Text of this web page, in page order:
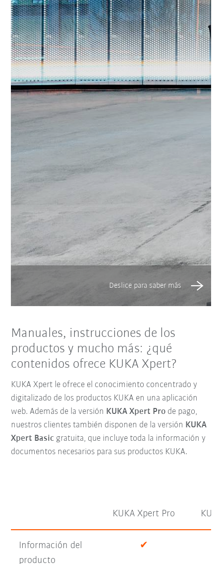
Manuales, instrucciones de los
productos y mucho más: ¿qué
contenidos ofrece KUKA Xpert?
KUKA Xpert le ofrece el conocimiento concentrado y
digitalizado de los productos KUKA en una aplicación
web. Además de la versión KUKA Xpert Pro de pago,
nuestros clientes también disponen de la versión KUKA
Xpert Basic gratuita, que incluye toda la información y
documentos necesarios para sus productos KUKA.
KUKA Xpert Pro
Información del
producto
✔